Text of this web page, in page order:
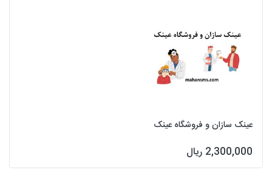
عینک سازان و فروشگاه عینک
2,300,000 ریال